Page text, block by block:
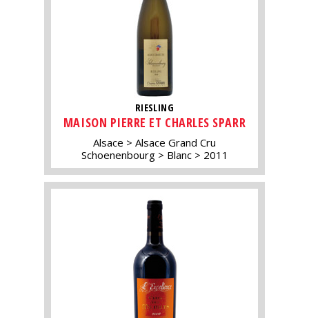
RIESLING
MAISON PIERRE ET CHARLES SPARR
Alsace
Alsace Grand Cru
Schoenenbourg
Blanc 2011